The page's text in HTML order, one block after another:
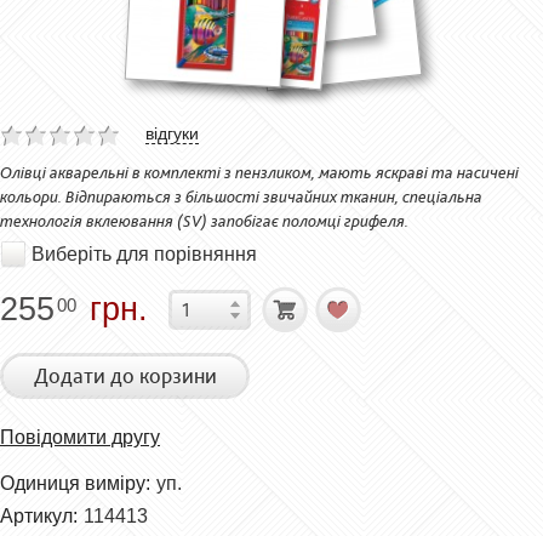
відгуки
Олівці акварельні в комплекті з пензликом, мають яскраві та насичені
кольори. Відпираються з більшості звичайних тканин, спеціальна
технологія вклеювання (SV) запобігає поломці грифеля.
Виберіть для порівняння
25500 грн.
Додати до корзини
Повідомити другу
Одиниця виміру: уп.
Артикул: 114413